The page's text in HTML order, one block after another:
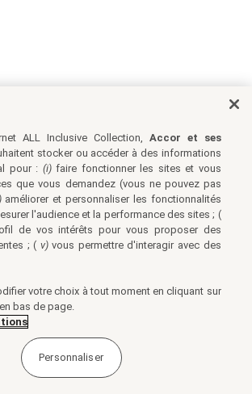
ALL Inclusive Collection, Accor et ses
stocker ou accéder à des informations
pour : (i)faire fonctionner les sites et vous
que vous demandez (vous ne pouvez pas
améliorer et personnaliser les fonctionnalités
l'audience et la performance des sites ; (
de vos intérêts pour vous proposer des
; ( v)vous permettre d'interagir avec des
votre choix à tout moment en cliquant sur
bas de page.
Personnaliser